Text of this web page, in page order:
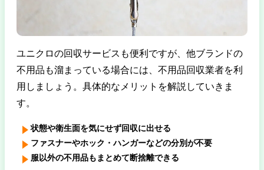
ユニクロの回収サービスも便利ですが、他ブランドの
不用品も溜まっている場合には、不用品回収業者を利
用しましょう。具体的なメリットを解説していきま
す。
状態や衛生面を気にせず回収に出せる
ファスナーやホック・ハンガーなどの分別が不要
服以外の不用品もまとめて断捨離できる